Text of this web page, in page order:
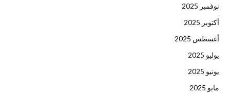
نوفمبر 2025
أكتوبر 2025
أغسطس 2025
يوليو 2025
يونيو 2025
مايو 2025